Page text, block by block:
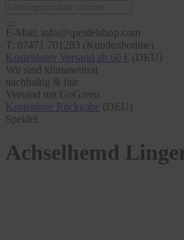
E-Mail: info@speidelshop.com
T: 07471 701283 (Kundenhotline)
Kostenloser Versand ab 60 € (DEU)
Wir sind klimaneutral
nachhaltig & fair
Versand mit GoGreen
Kostenlose Rückgabe (DEU)
Speidel
Achselhemd